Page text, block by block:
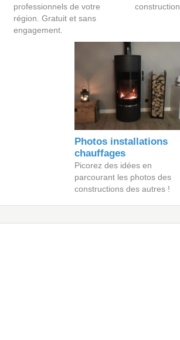
professionnels de votre
région. Gratuit et sans
engagement.
construction.
Photos installations
chauffages
Picorez des idées en
parcourant les photos des
constructions des autres !